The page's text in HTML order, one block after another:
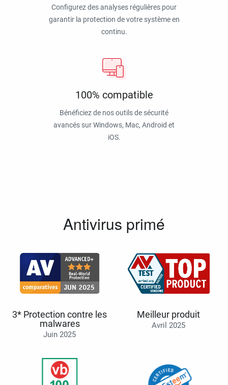
Configurez des analyses régulières pour
garantir la protection de votre système en
continu.
100% compatible
Bénéficiez de nos outils de sécurité
avancés sur Windows, Mac, Android et
iOS.
Antivirus primé
3* Protection contre les
malwares
Juin 2025
Meilleur produit
Avril 2025